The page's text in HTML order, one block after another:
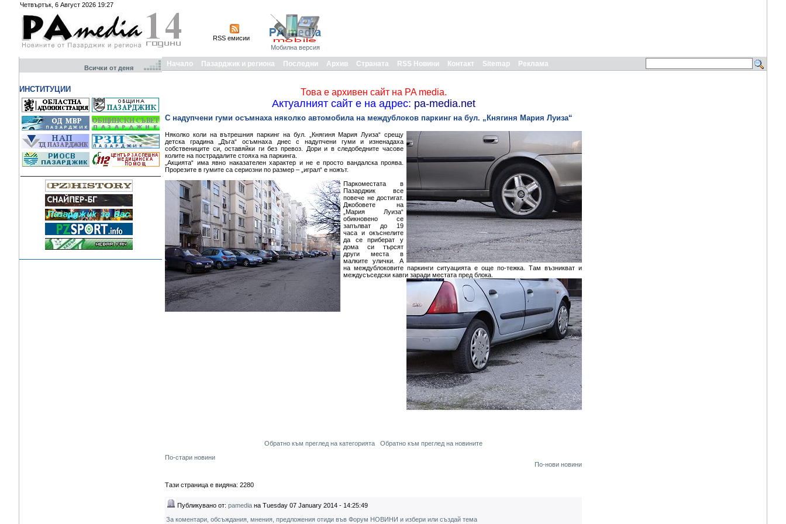
Четвъртък, 6 Август 2026 19:27
RSS емисии
Мобилна версия
Всички от деня
ИНСТИТУЦИИ
Начало Пазарджик и региона Последни Архив Страната RSS Новини Контакт Sitemap Реклама
Това е архивен сайт на PA media.
Актуалният сайт е на адрес: pa-media.net
С надупчени гуми осъмнаха няколко автомобила на междублоков паркинг на бул. „Княгиня Мария Луиза“
Няколко коли на вътрешния паркинг на бул. „Княгиня Мария Луиза“ срещу
детска градина „Дъга“ осъмнаха днес с надупчени гуми и изненадаха
собствениците си, оставяйки ги без превоз. Дори и в следобедните часове
колите на пострадалите стояха на паркинга.
„Акцията“ има явно наказателен характер и не е просто вандалска проява.
Прорезите в гумите са сериозни по размер – „играл“ е ножът.
Паркоместата в
Пазарджик все
повече не достигат.
Джобовете на
„Мария Луиза“
обикновено се
запълват до 19
часа и окъснелите
да се приберат у
дома си търсят
други места в
малките улички. А
на междублоковите паркинги ситуацията е още по-тежка. Там възникват и
междусъседски кавги заради местата пред блока.
Обратно към преглед на категорията
Обратно към преглед на новините
По-стари новини
По-нови новини
Тази страница е видяна: 2280
Публикувано от: pamedia на Tuesday 07 January 2014 - 14:25:49
За коментари, обсъждания, мнения, предложения отиди във Форум НОВИНИ и избери или създай тема